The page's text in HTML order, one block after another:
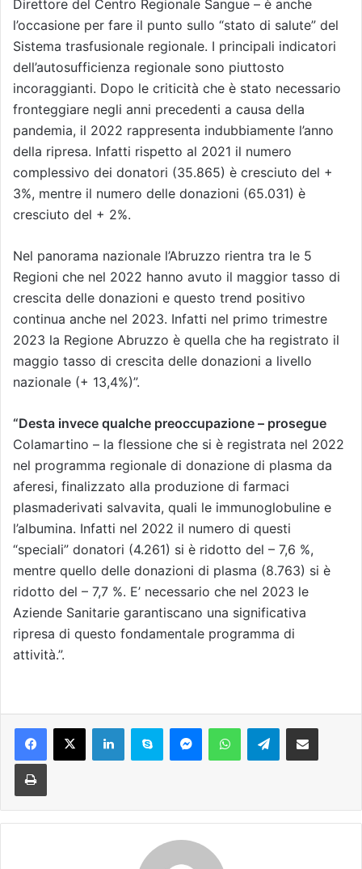
Direttore del Centro Regionale Sangue – è anche
l’occasione per fare il punto sullo “stato di salute” del
Sistema trasfusionale regionale. I principali indicatori
dell’autosufficienza regionale sono piuttosto
incoraggianti. Dopo le criticità che è stato necessario
fronteggiare negli anni precedenti a causa della
pandemia, il 2022 rappresenta indubbiamente l’anno
della ripresa. Infatti rispetto al 2021 il numero
complessivo dei donatori (35.865) è cresciuto del +
3%, mentre il numero delle donazioni (65.031) è
cresciuto del + 2%.
Nel panorama nazionale l’Abruzzo rientra tra le 5
Regioni che nel 2022 hanno avuto il maggior tasso di
crescita delle donazioni e questo trend positivo
continua anche nel 2023. Infatti nel primo trimestre
2023 la Regione Abruzzo è quella che ha registrato il
maggio tasso di crescita delle donazioni a livello
nazionale (+ 13,4%)”.
“Desta invece qualche preoccupazione – prosegue
Colamartino – la flessione che si è registrata nel 2022
nel programma regionale di donazione di plasma da
aferesi, finalizzato alla produzione di farmaci
plasmaderivati salvavita, quali le immunoglobuline e
l’albumina. Infatti nel 2022 il numero di questi
“speciali” donatori (4.261) si è ridotto del – 7,6 %,
mentre quello delle donazioni di plasma (8.763) si è
ridotto del – 7,7 %. E’ necessario che nel 2023 le
Aziende Sanitarie garantiscano una significativa
ripresa di questo fondamentale programma di
attività.”.
Telegram